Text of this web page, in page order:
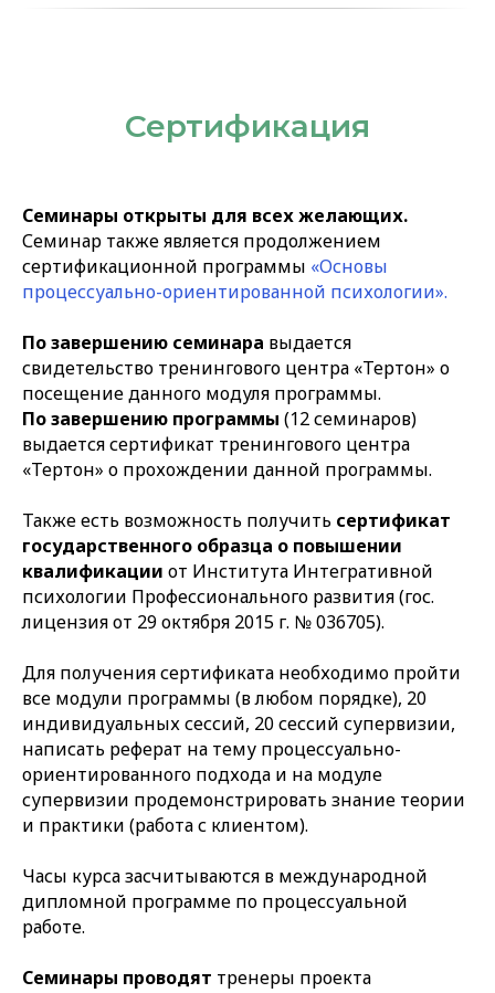
Сертификация
Семинары открыты для всех желающих.
Семинар также является продолжением
сертификационной программы «Основы
процессуально-ориентированной психологии».
По завершению семинара выдается
свидетельство тренингового центра «Тертон» о
посещение данного модуля программы.
По завершению программы (12 семинаров)
выдается сертификат тренингового центра
«Тертон» о прохождении данной программы.
Также есть возможность получить сертификат
государственного образца о повышении
квалификации от Института Интегративной
психологии Профессионального развития (гос.
лицензия от 29 октября 2015 г. № 036705).
Для получения сертификата необходимо пройти
все модули программы (в любом порядке), 20
индивидуальных сессий, 20 сессий супервизии,
написать реферат на тему процессуально-
ориентированного подхода и на модуле
супервизии продемонстрировать знание теории
и практики (работа с клиентом).
Часы курса засчитываются в международной
дипломной программе по процессуальной
работе.
Семинары проводят тренеры проекта